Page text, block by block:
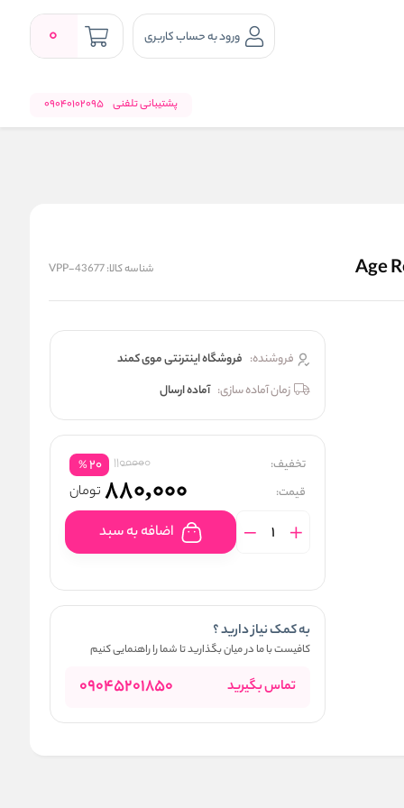
ورود به حساب کاربری 0
پشتیبانی تلفنی 09040102095
شناسه کالا:VPP-43677
فروشنده: فروشگاه اینترنتی موی کمند
زمان آماده سازی: آماده ارسال
تخفیف: 1100000
20
%
قیمت: 880,000 تومان
اضافه به سبد
به کمک نیاز دارید ؟
کافیست با ما در میان بگذارید تا شما را راهنمایی کنیم
تماس بگیرید 09045201850